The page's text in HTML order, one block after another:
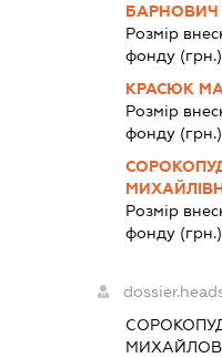
Розмір
фонду
КРАСЮК
Розмір
фонду
Розмір
фонду